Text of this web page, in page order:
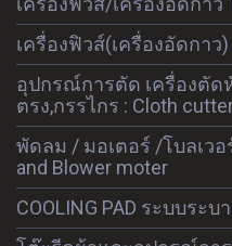
เครืองฟิวส์/เครื่องอัดกาว
เครื่องฟิวส์(เครื่องอัดกาว)
อุปกรณ์การตัด เครื่องตัด
ตรง,กรรไกร : Cloth cutter
พัดลม / มอเตอร์ /โบลเว
and Blower moter
COOLING PAD ระบบระ